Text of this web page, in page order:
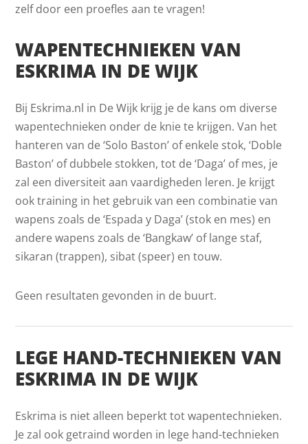
zelf door een proefles aan te vragen!
WAPENTECHNIEKEN VAN
ESKRIMA IN DE WIJK
Bij Eskrima.nl in De Wijk krijg je de kans om diverse
wapentechnieken onder de knie te krijgen. Van het
hanteren van de ‘Solo Baston’ of enkele stok, ‘Doble
Baston’ of dubbele stokken, tot de ‘Daga’ of mes, je
zal een diversiteit aan vaardigheden leren. Je krijgt
ook training in het gebruik van een combinatie van
wapens zoals de ‘Espada y Daga’ (stok en mes) en
andere wapens zoals de ‘Bangkaw’ of lange staf,
sikaran (trappen), sibat (speer) en touw.
Geen resultaten gevonden in de buurt.
LEGE HAND-TECHNIEKEN VAN
ESKRIMA IN DE WIJK
Eskrima is niet alleen beperkt tot wapentechnieken.
Je zal ook getraind worden in lege hand-technieken